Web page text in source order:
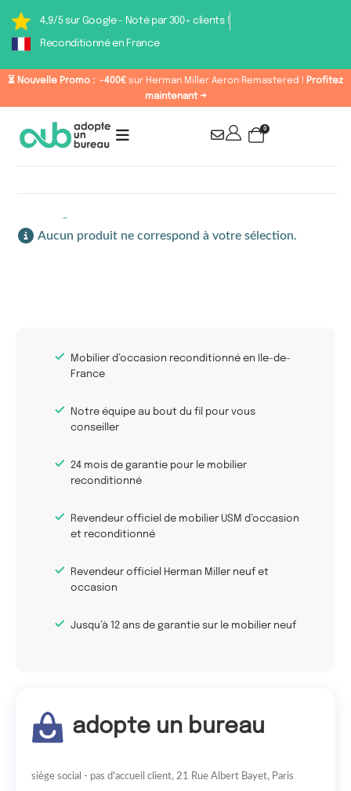
4,9/5 sur Google - Noté par 300+ clients !
Reconditionné en France
⏳ Nouvelle Promo : -400€ sur Herman Miller Aeron Remastered ! Profitez
maintenant →
0
Étiquette : Chaise de
Aucun produit ne correspond à votre sélection.
Mobilier d’occasion reconditionné en Ile-de-
France
Notre équipe au bout du fil pour vous
conseiller
24 mois de garantie pour le mobilier
reconditionné
Revendeur officiel de mobilier USM d’occasion
et reconditionné
Revendeur officiel Herman Miller neuf et
occasion
Jusqu’à 12 ans de garantie sur le mobilier neuf
adopte un bureau
siège social - pas d'accueil client, 21 Rue Albert Bayet, Paris